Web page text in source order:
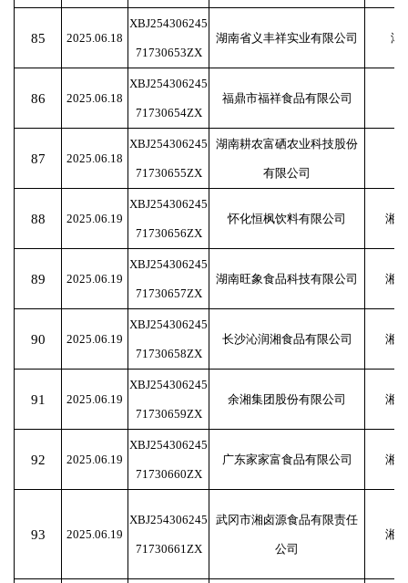
85 2025.06.18
XBJ254306245
71730653ZX
湖南省义丰祥实业有限公司 湘
86 2025.06.18
XBJ254306245
71730654ZX
福鼎市福祥食品有限公司
87 2025.06.18
XBJ254306245
71730655ZX
湖南耕农富硒农业科技股份
有限公司
88 2025.06.19
XBJ254306245
71730656ZX
怀化恒枫饮料有限公司 湘
89 2025.06.19
XBJ254306245
71730657ZX
湖南旺象食品科技有限公司 湘
90 2025.06.19
XBJ254306245
71730658ZX
长沙沁润湘食品有限公司 湘
91 2025.06.19
XBJ254306245
71730659ZX
余湘集团股份有限公司 湘
92 2025.06.19
XBJ254306245
71730660ZX
广东家家富食品有限公司 湘
93 2025.06.19
XBJ254306245
71730661ZX
武冈市湘卤源食品有限责任
公司
湘